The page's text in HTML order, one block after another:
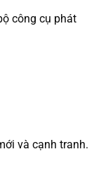
công cụ phát
và cạnh tranh.